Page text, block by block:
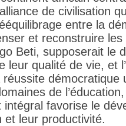
de civilisation
entre la
et reconstruire les
Beti, supposerait le
leur qualité de vie, et
démocratique
de
favorise le
et leur productivité.